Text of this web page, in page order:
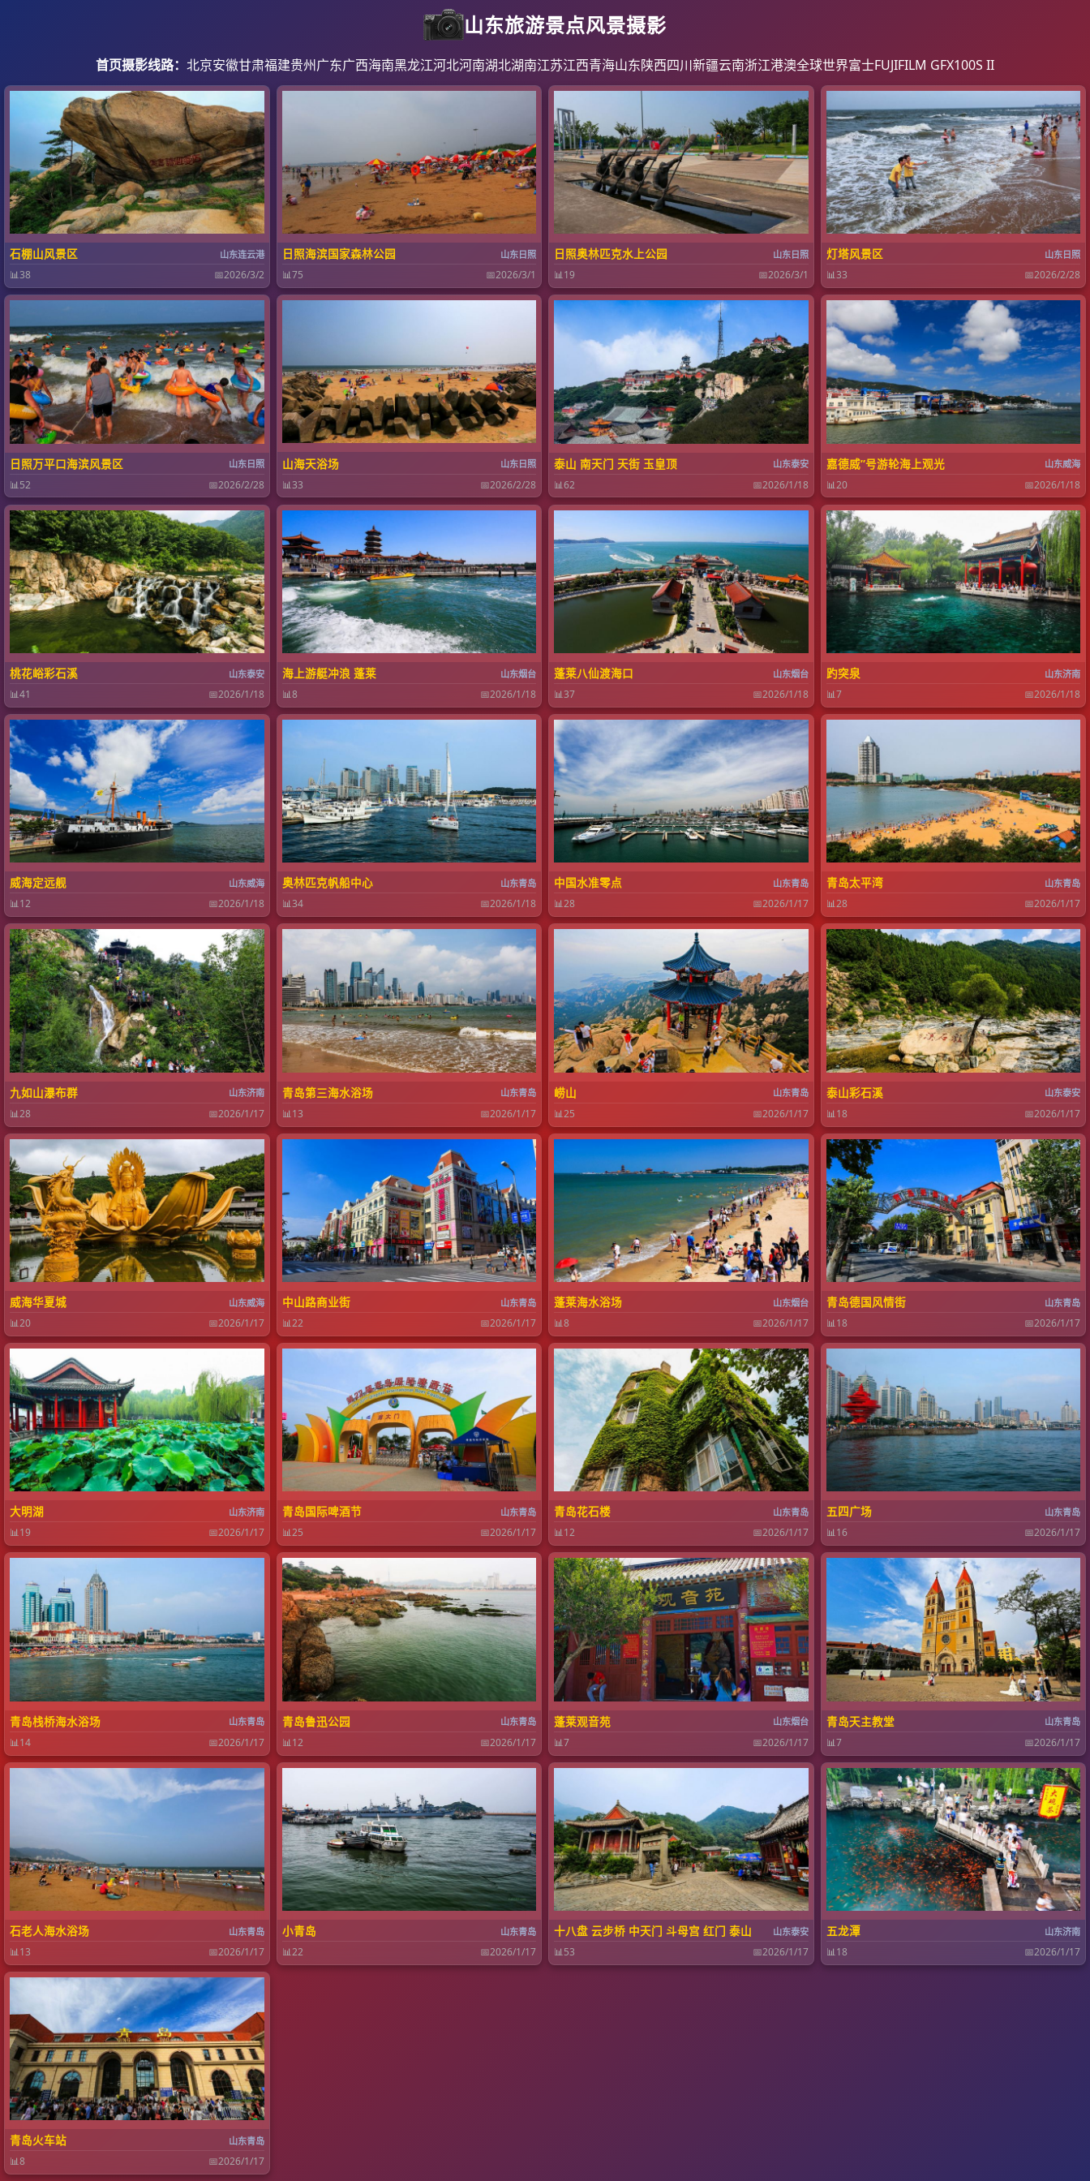
山东旅游景点风景摄影
首页摄影线路： 北京安徽甘肃福建贵州广东广西海南黑龙江河北河南湖北湖南江苏江西青海山东陕西四川新疆云南浙江港澳全球世界富士FUJIFILM GFX100S II
石棚山风景区 山东连云港
📊38 📅2026/3/2
日照海滨国家森林公园 山东日照
📊75 📅2026/3/1
日照奥林匹克水上公园 山东日照
📊19 📅2026/3/1
灯塔风景区 山东日照
📊33 📅2026/2/28
日照万平口海滨风景区 山东日照
📊52 📅2026/2/28
山海天浴场 山东日照
📊33 📅2026/2/28
泰山 南天门 天街 玉皇顶 山东泰安
📊62 📅2026/1/18
嘉德威”号游轮海上观光 山东威海
📊20 📅2026/1/18
桃花峪彩石溪 山东泰安
📊41 📅2026/1/18
海上游艇冲浪 蓬莱 山东烟台
📊8 📅2026/1/18
蓬莱八仙渡海口 山东烟台
📊37 📅2026/1/18
趵突泉 山东济南
📊7 📅2026/1/18
威海定远舰 山东威海
📊12 📅2026/1/18
奥林匹克帆船中心 山东青岛
📊34 📅2026/1/18
中国水准零点 山东青岛
📊28 📅2026/1/17
青岛太平湾 山东青岛
📊28 📅2026/1/17
九如山瀑布群 山东济南
📊28 📅2026/1/17
青岛第三海水浴场 山东青岛
📊13 📅2026/1/17
崂山 山东青岛
📊25 📅2026/1/17
泰山彩石溪 山东泰安
📊18 📅2026/1/17
威海华夏城 山东威海
📊20 📅2026/1/17
中山路商业街 山东青岛
📊22 📅2026/1/17
蓬莱海水浴场 山东烟台
📊8 📅2026/1/17
青岛德国风情街 山东青岛
📊18 📅2026/1/17
大明湖 山东济南
📊19 📅2026/1/17
青岛国际啤酒节 山东青岛
📊25 📅2026/1/17
青岛花石楼 山东青岛
📊12 📅2026/1/17
五四广场 山东青岛
📊16 📅2026/1/17
青岛栈桥海水浴场 山东青岛
📊14 📅2026/1/17
青岛鲁迅公园 山东青岛
📊12 📅2026/1/17
蓬莱观音苑 山东烟台
📊7 📅2026/1/17
青岛天主教堂 山东青岛
📊7 📅2026/1/17
石老人海水浴场 山东青岛
📊13 📅2026/1/17
小青岛 山东青岛
📊22 📅2026/1/17
十八盘 云步桥 中天门 斗母宫 红门 泰山 山东泰安
📊53 📅2026/1/17
五龙潭 山东济南
📊18 📅2026/1/17
青岛火车站 山东青岛
📊8 📅2026/1/17